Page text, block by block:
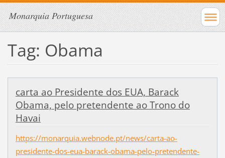
Monarquia Portuguesa
Tag: Obama
carta ao Presidente dos EUA, Barack
Obama, pelo pretendente ao Trono do
Havai
https://monarquia.webnode.pt/news/carta-ao-
presidente-dos-eua-barack-obama-pelo-pretendente-